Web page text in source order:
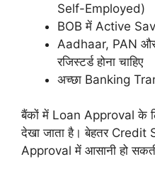
Self-Employed)
BOB में Active
Aadhaar, PAN
रजिस्टर्ड होना चाहिए
अच्छा Banking
बैंकों में Loan Approval के
देखा जाता है। बेहतर Credit
Approval में आसानी हो